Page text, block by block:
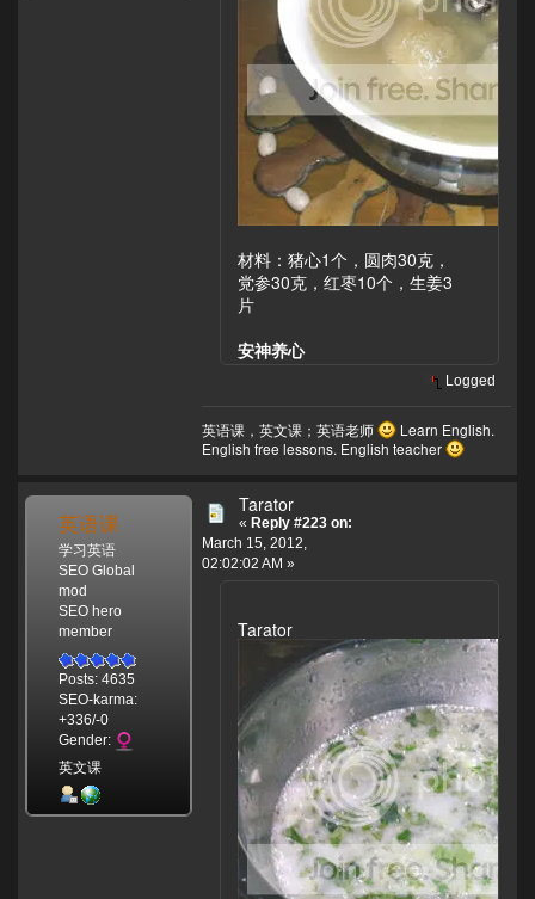
材料：猪心1个，圆肉30克，
党参30克，红枣10个，生姜3
片
安神养心
Logged
英语课，英文课；英语老师
Learn English.
English free lessons. English teacher
英语课
学习英语
SEO Global
mod
SEO hero
member
Posts: 4635
SEO-karma:
+336/-0
Gender:
英文课
Tarator
« Reply #223 on:
March 15, 2012,
02:02:02 AM »
Tarator